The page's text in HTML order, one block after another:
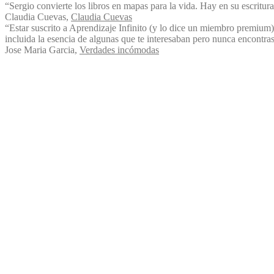
“Sergio convierte los libros en mapas para la vida. Hay en su
Claudia Cuevas, Claudia Cuevas
“Estar suscrito a Aprendizaje Infinito (y lo dice un miembro
incluida la esencia de algunas que te interesaban pero nunca
Jose Maria Garcia, Verdades incómodas